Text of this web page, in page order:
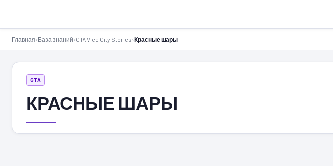
Главная›База знаний›GTA Vice City Stories›Красные шары
GTA
КРАСНЫЕ ШАРЫ